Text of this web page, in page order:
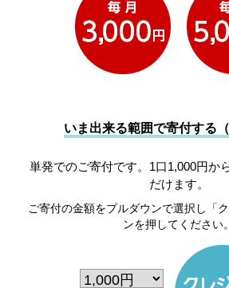
いま出来る範囲で寄付する（
単発でのご寄付です。1口1,000円か
だけます。
ご寄付の金額をプルダウンで選択し「
ンを押してください。